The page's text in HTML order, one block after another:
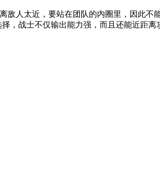
敌人太近，要站在团队的内圈里，因此
，战士不仅输出能力强，而且还能近距